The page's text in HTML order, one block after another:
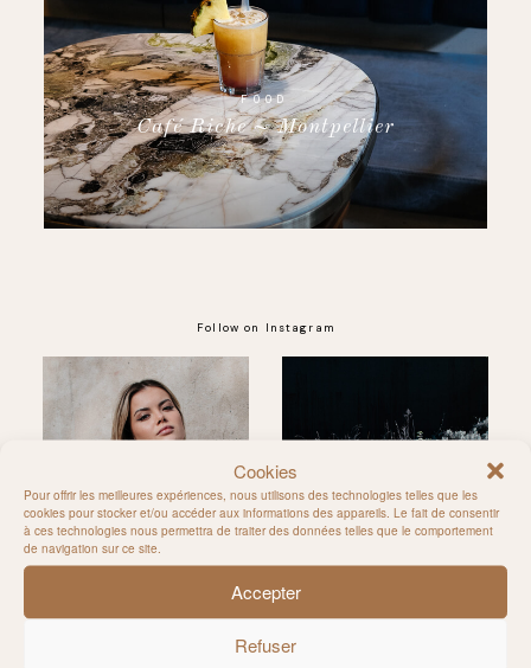
Cookies
Pour offrir les meilleures expériences, nous utilisons des technologies telles que les
cookies pour stocker et/ou accéder aux informations des appareils. Le fait de consentir
à ces technologies nous permettra de traiter des données telles que le comportement
de navigation sur ce site.
Accepter
Refuser
ABOUT
CONTACT FOOD
Café Riche ~ Montpellier
Follow on Instagram